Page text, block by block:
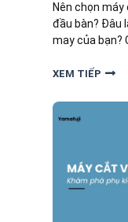
Nên chọn
đầu bàn? Đâu
may của bạn?
đầu bàn để có
XEM TIẾP